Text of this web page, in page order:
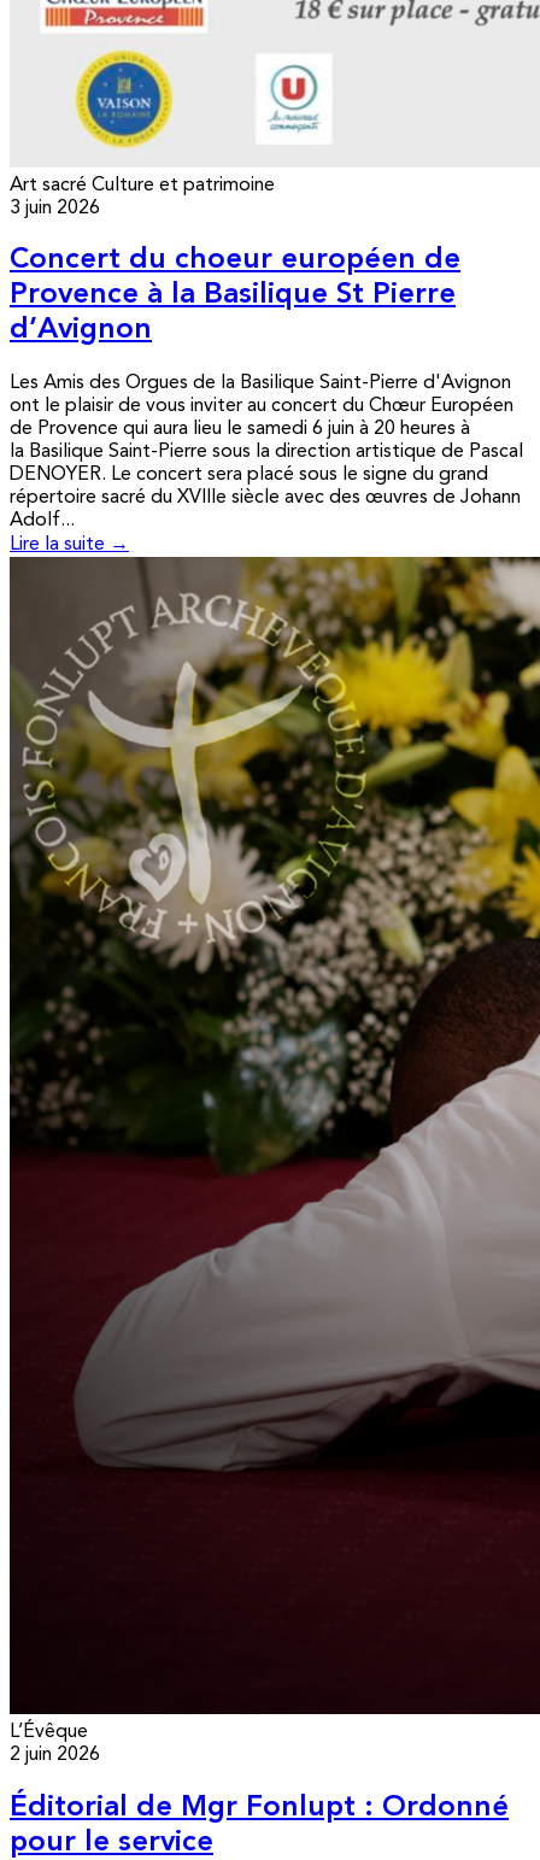
Art sacré Culture et patrimoine
3 juin 2026
Concert du choeur européen de
Provence à la Basilique St Pierre
d’Avignon
Les Amis des Orgues de la Basilique Saint-Pierre d'Avignon
ont le plaisir de vous inviter au concert du Chœur Européen
de Provence qui aura lieu le samedi 6 juin à 20 heures à
la Basilique Saint-Pierre sous la direction artistique de Pascal
DENOYER. Le concert sera placé sous le signe du grand
répertoire sacré du XVIIIe siècle avec des œuvres de Johann
Adolf...
Lire la suite →
L’Évêque
2 juin 2026
Éditorial de Mgr Fonlupt : Ordonné
pour le service